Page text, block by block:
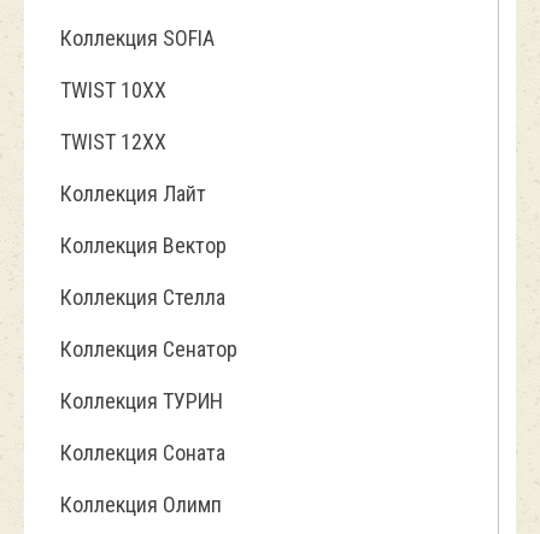
Коллекция SOFIA
TWIST 10ХХ
TWIST 12XX
Коллекция Лайт
Коллекция Вектор
Коллекция Стелла
Коллекция Сенатор
Коллекция ТУРИН
Коллекция Соната
Коллекция Олимп